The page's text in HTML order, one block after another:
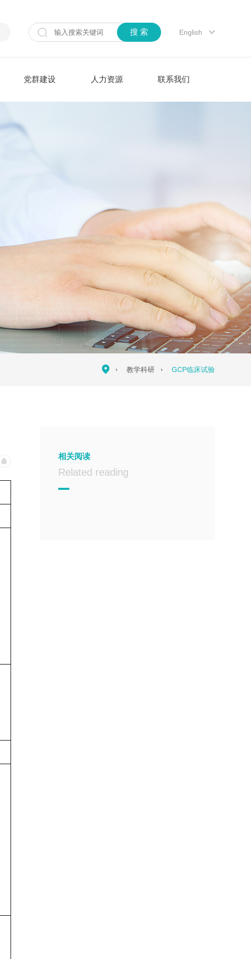
搜 索 English
党群建设 人力资源 联系我们
教学科研 GCP临床试验
相关阅读
Related reading